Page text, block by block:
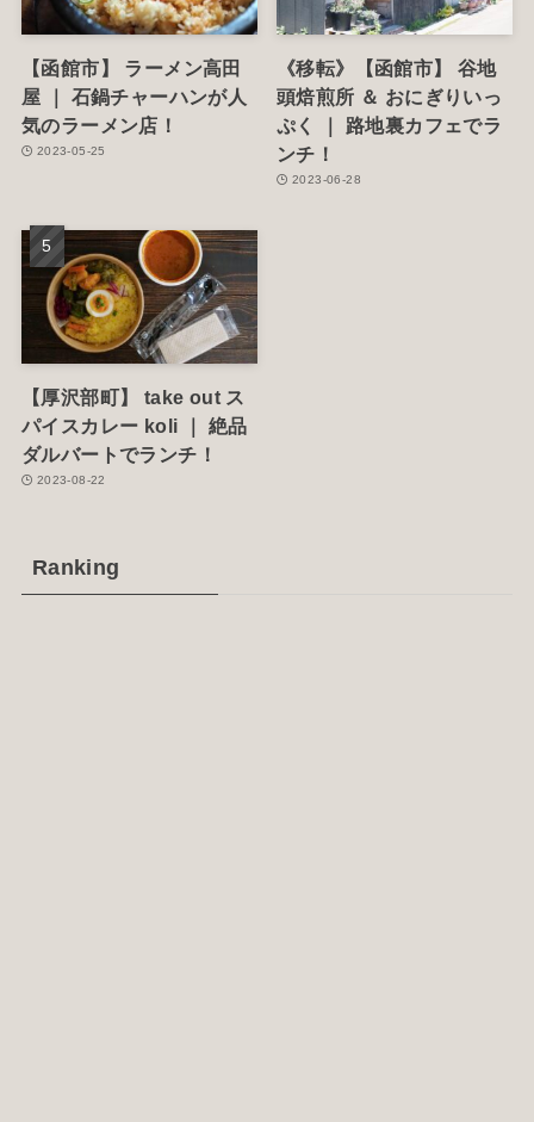
【函館市】 ラーメン高田
屋 ｜ 石鍋チャーハンが人
気のラーメン店！
2023-05-25
《移転》【函館市】 谷地
頭焙煎所 ＆ おにぎりいっ
ぷく ｜ 路地裏カフェでラ
ンチ！
2023-06-28
【厚沢部町】 take out ス
パイスカレー koli ｜ 絶品
ダルバートでランチ！
2023-08-22
Ranking